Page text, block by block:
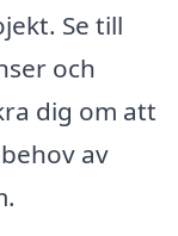
Se till
och
dig om att
av